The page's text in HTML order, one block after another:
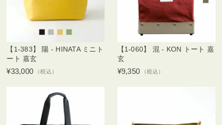
【1-383】 陽 - HINATA ミニト
ート 嘉玄
¥33,000 （税込）
【1-060】 混 - KON トート 嘉
玄
¥9,350 （税込）